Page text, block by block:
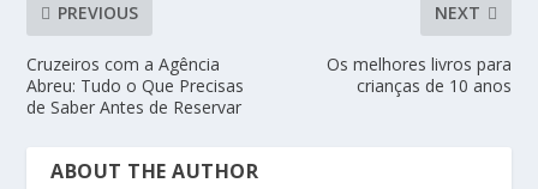
PREVIOUS
Cruzeiros com a Agência
Abreu: Tudo o Que Precisas
de Saber Antes de Reservar
NEXT
Os melhores livros para
crianças de 10 anos
ABOUT THE AUTHOR